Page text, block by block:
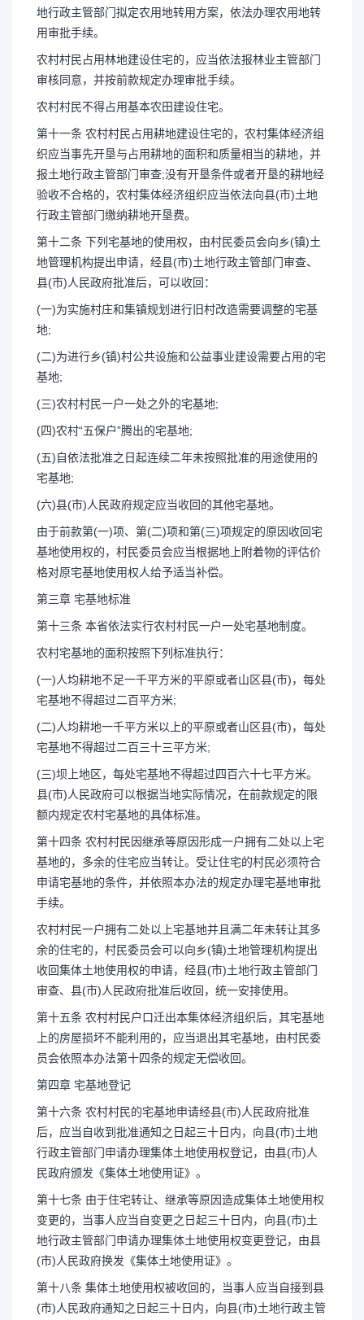
地行政主管部门拟定农用地转用方案，依法办理农用地转
用审批手续。
农村村民占用林地建设住宅的，应当依法报林业主管部门
审核同意，并按前款规定办理审批手续。
农村村民不得占用基本农田建设住宅。
第十一条 农村村民占用耕地建设住宅的，农村集体经济组
织应当事先开垦与占用耕地的面积和质量相当的耕地，并
报土地行政主管部门审查;没有开垦条件或者开垦的耕地经
验收不合格的，农村集体经济组织应当依法向县(市)土地
行政主管部门缴纳耕地开垦费。
第十二条 下列宅基地的使用权，由村民委员会向乡(镇)土
地管理机构提出申请，经县(市)土地行政主管部门审查、
县(市)人民政府批准后，可以收回：
(一)为实施村庄和集镇规划进行旧村改造需要调整的宅基
地;
(二)为进行乡(镇)村公共设施和公益事业建设需要占用的宅
基地;
(三)农村村民一户一处之外的宅基地;
(四)农村“五保户”腾出的宅基地;
(五)自依法批准之日起连续二年未按照批准的用途使用的
宅基地;
(六)县(市)人民政府规定应当收回的其他宅基地。
由于前款第(一)项、第(二)项和第(三)项规定的原因收回宅
基地使用权的，村民委员会应当根据地上附着物的评估价
格对原宅基地使用权人给予适当补偿。
第三章 宅基地标准
第十三条 本省依法实行农村村民一户一处宅基地制度。
农村宅基地的面积按照下列标准执行：
(一)人均耕地不足一千平方米的平原或者山区县(市)，每处
宅基地不得超过二百平方米;
(二)人均耕地一千平方米以上的平原或者山区县(市)，每处
宅基地不得超过二百三十三平方米;
(三)坝上地区，每处宅基地不得超过四百六十七平方米。
县(市)人民政府可以根据当地实际情况，在前款规定的限
额内规定农村宅基地的具体标准。
第十四条 农村村民因继承等原因形成一户拥有二处以上宅
基地的，多余的住宅应当转让。受让住宅的村民必须符合
申请宅基地的条件，并依照本办法的规定办理宅基地审批
手续。
农村村民一户拥有二处以上宅基地并且满二年未转让其多
余的住宅的，村民委员会可以向乡(镇)土地管理机构提出
收回集体土地使用权的申请，经县(市)土地行政主管部门
审查、县(市)人民政府批准后收回，统一安排使用。
第十五条 农村村民户口迁出本集体经济组织后，其宅基地
上的房屋损坏不能利用的，应当退出其宅基地，由村民委
员会依照本办法第十四条的规定无偿收回。
第四章 宅基地登记
第十六条 农村村民的宅基地申请经县(市)人民政府批准
后，应当自收到批准通知之日起三十日内，向县(市)土地
行政主管部门申请办理集体土地使用权登记，由县(市)人
民政府颁发《集体土地使用证》。
第十七条 由于住宅转让、继承等原因造成集体土地使用权
变更的，当事人应当自变更之日起三十日内，向县(市)土
地行政主管部门申请办理集体土地使用权变更登记，由县
(市)人民政府换发《集体土地使用证》。
第十八条 集体土地使用权被收回的，当事人应当自接到县
(市)人民政府通知之日起三十日内，向县(市)土地行政主管